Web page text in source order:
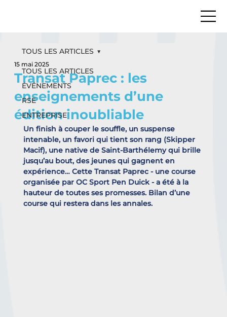
TOUS LES ARTICLES
ÉVÉNEMENTS
RSE
ENTREPRISE
TOUS LES ARTICLES
Transat Paprec : les
enseignements d’une
édition inoubliable
15 mai 2025
Un finish à couper le souffle, un suspense
intenable, un favori qui tient son rang (Skipper
Macif), une native de Saint-Barthélemy qui brille
jusqu’au bout, des jeunes qui gagnent en
expérience… Cette Transat Paprec - une course
organisée par OC Sport Pen Duick - a été à la
hauteur de toutes ses promesses. Bilan d’une
course qui restera dans les annales.